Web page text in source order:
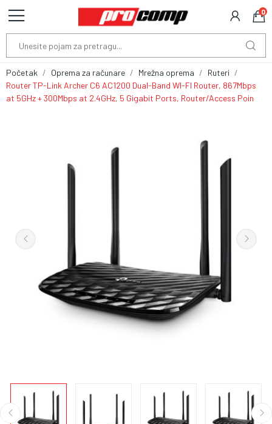
0
Početak Oprema za računare Mrežna oprema
Ruteri
Router TP-Link Archer C6 AC1200 Dual-Band WI-FI Router, 867Mbps
at 5GHz + 300Mbps at 2.4GHz, 5 Gigabit Ports, Router/Access Poin